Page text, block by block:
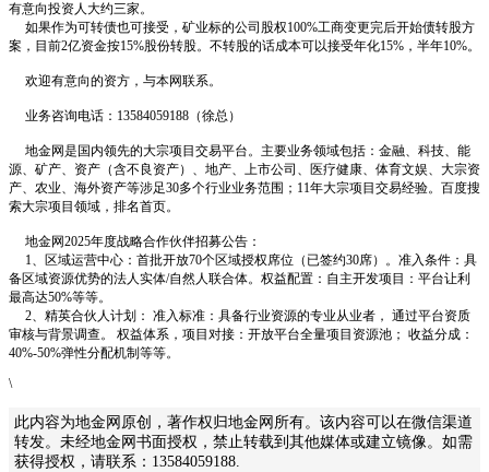
有意向投资人大约三家。
如果作为可转债也可接受，矿业标的公司股权100%工商变更完后开始债转股方
案，目前2亿资金按15%股份转股。不转股的话成本可以接受年化15%，半年10%。
欢迎有意向的资方，与本网联系。
业务咨询电话：13584059188（徐总）
地金网是国内领先的大宗项目交易平台。主要业务领域包括：金融、科技、能
源、矿产、资产（含不良资产）、地产、上市公司、医疗健康、体育文娱、大宗资
产、农业、海外资产等涉足30多个行业业务范围；11年大宗项目交易经验。百度搜
索大宗项目领域，排名首页。
地金网2025年度战略合作伙伴招募公告：
1、区域运营中心：首批开放70个区域授权席位（已签约30席）。准入条件：具
备区域资源优势的法人实体/自然人联合体。权益配置：自主开发项目：平台让利
最高达50%等等。
2、精英合伙人计划： 准入标准：具备行业资源的专业从业者， 通过平台资质
审核与背景调查。 权益体系，项目对接：开放平台全量项目资源池； 收益分成：
40%-50%弹性分配机制等等。
\
此内容为地金网原创，著作权归地金网所有。该内容可以在微信渠道
转发。未经地金网书面授权，禁止转载到其他媒体或建立镜像。如需
获得授权，请联系：13584059188.